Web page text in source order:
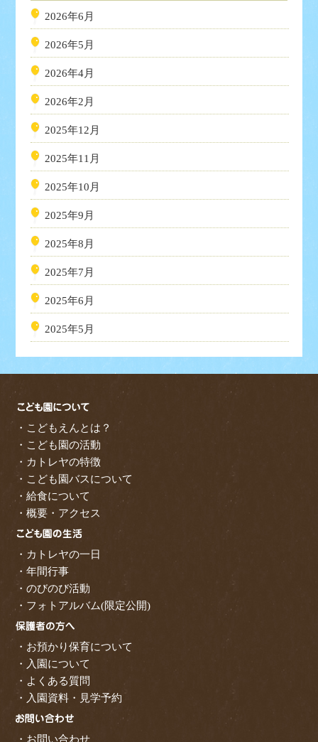
2026年6月
2026年5月
2026年4月
2026年2月
2025年12月
2025年11月
2025年10月
2025年9月
2025年8月
2025年7月
2025年6月
2025年5月
・こどもえんとは？
・こども園の活動
・カトレヤの特徴
・こども園バスについて
・給食について
・概要・アクセス
・カトレヤの一日
・年間行事
・のびのび活動
・フォトアルバム(限定公開)
・お預かり保育について
・入園について
・よくある質問
・入園資料・見学予約
・お問い合わせ